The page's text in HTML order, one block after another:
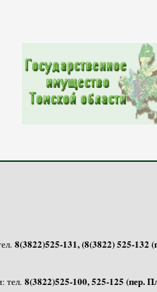
8(3822)525-131, (8(3822) 525-132
тел. 8(3822)525-100, 525-125 (пер.